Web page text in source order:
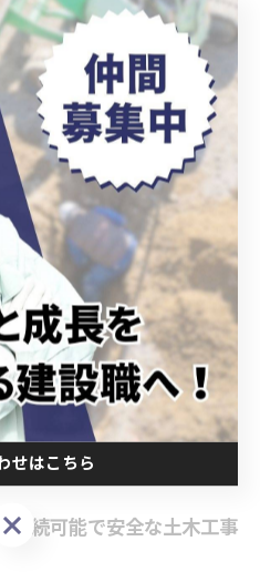
スキャナーによる地形デー
を可能にし、設計変更や施
います。また、自動掘削機
り、危険な箇所での人手作
が格段に高まっています。
した地盤の変位監視や構造物
おり、リアルタイムでの異
。これら最新技術は、現場
、施工ミスや事故のリスク
高度化を実現しています。
、これらの先端技術を正し
力であり、そのための技術
るでしょう。
持続可能で安全な土木工事
せはこちら
せはこちら